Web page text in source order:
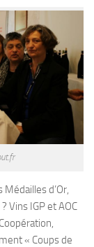
d’Or,
Vins IGP et AOC
« Coups de